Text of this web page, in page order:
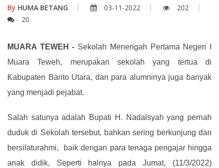
By HUMA BETANG 03-11-2022
202
20
MUARA TEWEH - Sekolah Menengah Pertama Negeri I
Muara Teweh, merupakan sekolah yang tertua di
Kabupaten Barito Utara, dan para alumninya juga banyak
yang menjadi pejabat.
Salah satunya adalah Bupati H. Nadalsyah yang pernah
duduk di Sekolah tersebut, bahkan sering berkunjung dan
bersilaturahmi, baik dengan para tenaga pengajar hingga
anak didik, Seperti halnya pada Jumat, (11/3/2022)